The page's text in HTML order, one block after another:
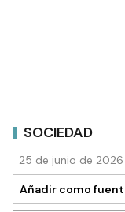
SOCIEDAD
25 de junio de
Añadir como